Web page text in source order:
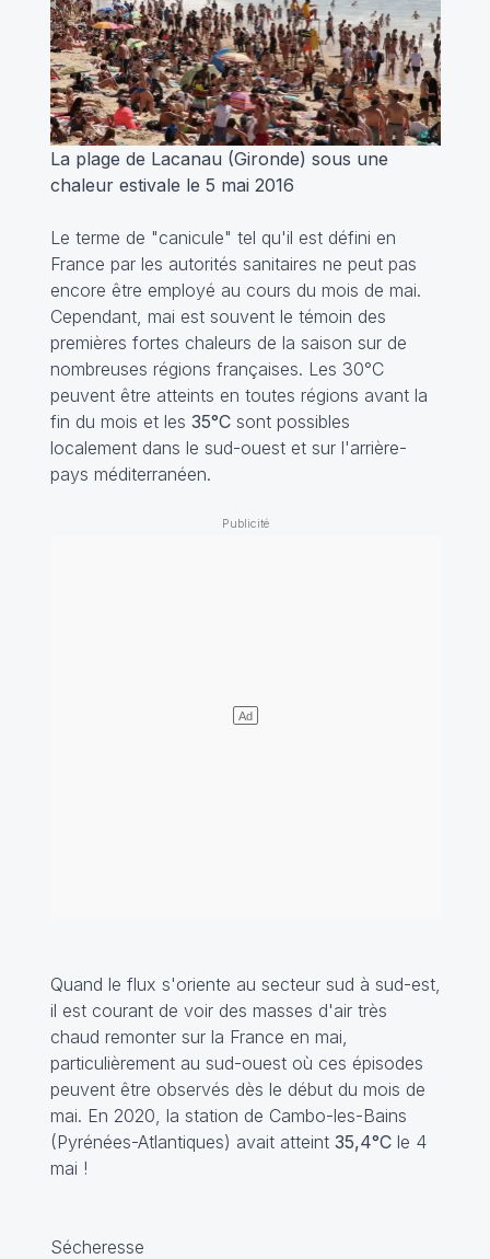
La plage de Lacanau (Gironde) sous une
chaleur estivale le 5 mai 2016
Le terme de "canicule" tel qu'il est défini en
France par les autorités sanitaires ne peut pas
encore être employé au cours du mois de mai.
Cependant, mai est souvent le témoin des
premières fortes chaleurs de la saison sur de
nombreuses régions françaises. Les 30°C
peuvent être atteints en toutes régions avant la
fin du mois et les 35°C sont possibles
localement dans le sud-ouest et sur l'arrière-
pays méditerranéen.
Quand le flux s'oriente au secteur sud à sud-est,
il est courant de voir des masses d'air très
chaud remonter sur la France en mai,
particulièrement au sud-ouest où ces épisodes
peuvent être observés dès le début du mois de
mai. En 2020, la station de Cambo-les-Bains
(Pyrénées-Atlantiques) avait atteint 35,4°Cle 4
mai !
Sécheresse